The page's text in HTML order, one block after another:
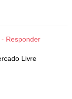
Responder
Livre